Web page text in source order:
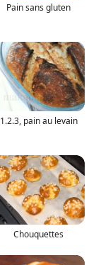
Pain sans gluten
1.2.3, pain au levain
Chouquettes